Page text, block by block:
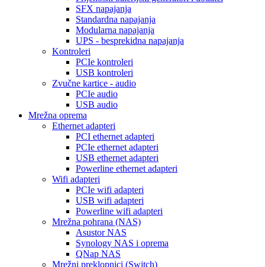
SFX napajanja
Standardna napajanja
Modularna napajanja
UPS - besprekidna napajanja
Kontroleri
PCIe kontroleri
USB kontroleri
Zvučne kartice - audio
PCIe audio
USB audio
Mrežna oprema
Ethernet adapteri
PCI ethernet adapteri
PCIe ethernet adapteri
USB ethernet adapteri
Powerline ethernet adapteri
Wifi adapteri
PCIe wifi adapteri
USB wifi adapteri
Powerline wifi adapteri
Mrežna pohrana (NAS)
Asustor NAS
Synology NAS i oprema
QNap NAS
Mrežni preklopnici (Switch)